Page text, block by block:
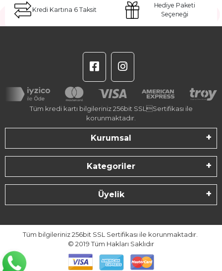
Kredi Kartına 6 Taksit
Hediye Paketi
Seçeneği
Tüm kredi kartı bilgileriniz 256bit SSLSertifikası ile
korunmaktadır.
Kurumsal
Kategoriler
Üyelik
Tüm bilgileriniz 256bit SSL Sertifikası ile korunmaktadır.
© 2019Tüm Hakları Saklıdır